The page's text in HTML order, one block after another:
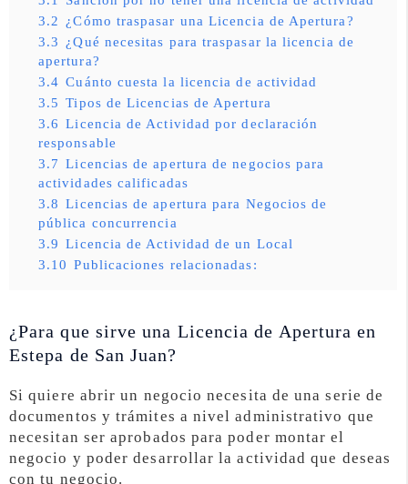
3.2 ¿Cómo traspasar una Licencia de Apertura?
3.3 ¿Qué necesitas para traspasar la licencia de
apertura?
3.4 Cuánto cuesta la licencia de actividad
3.5 Tipos de Licencias de Apertura
3.6 Licencia de Actividad por declaración
responsable
3.7 Licencias de apertura de negocios para
actividades calificadas
3.8 Licencias de apertura para Negocios de
pública concurrencia
3.9 Licencia de Actividad de un Local
3.10 Publicaciones relacionadas:
¿Para que sirve una Licencia de Apertura en
Estepa de San Juan?
Si quiere abrir un negocio necesita de una serie de
documentos y trámites a nivel administrativo que
necesitan ser aprobados para poder montar el
negocio y poder desarrollar la actividad que deseas
con tu negocio.